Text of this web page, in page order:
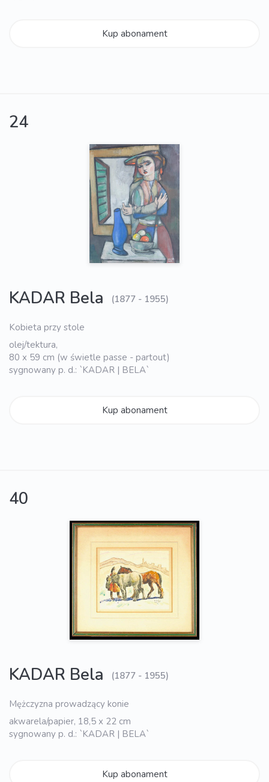
Kup abonament
24
KADAR Bela (1877 - 1955)
Kobieta przy stole
olej/tektura,
80 x 59 cm (w świetle passe - partout)
sygnowany p. d.: `KADAR | BELA`
Kup abonament
40
KADAR Bela (1877 - 1955)
Mężczyzna prowadzący konie
akwarela/papier, 18,5 x 22 cm
sygnowany p. d.: `KADAR | BELA`
Kup abonament